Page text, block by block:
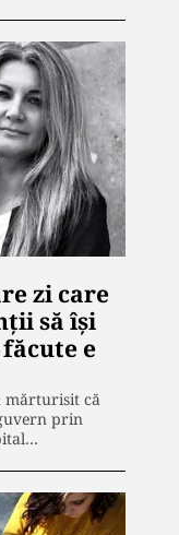
zi care
să îşi
e
mărturisit că
prin